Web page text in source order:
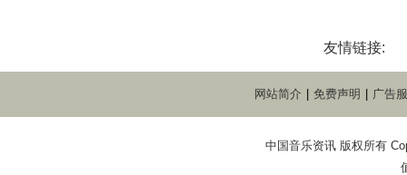
友情链接:
网站简介 免费声明 广告
中国音乐资讯 版权所有